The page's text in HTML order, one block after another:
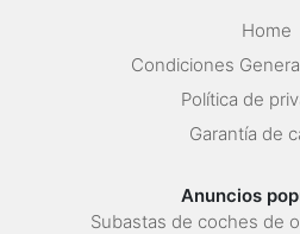
Home
Condiciones
Política de
Garantía de
Anuncios
Subastas de coches de